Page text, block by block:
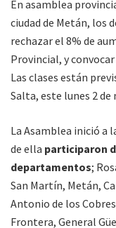
En asamblea
ciudad de Metán, los
rechazar el 8% de
Provincial, y
Las clases están
Salta, este lunes 2 de
La Asamblea inició a
de ella participaron
departamentos;
San Martín, Metán,
Antonio de los
Frontera, General